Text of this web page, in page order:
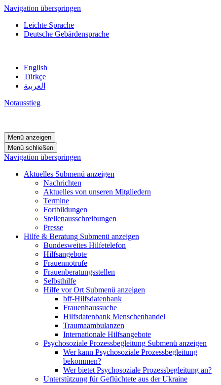
Navigation überspringen
Leichte Sprache
Deutsche Gebärdensprache
English
Türkçe
العربية
Notausstieg
Menü anzeigen
Menü schließen
Navigation überspringen
Aktuelles Submenü anzeigen
Nachrichten
Aktuelles von unseren Mitgliedern
Termine
Fortbildungen
Stellenausschreibungen
Presse
Hilfe & Beratung Submenü anzeigen
Bundesweites Hilfetelefon
Hilfsangebote
Frauennotrufe
Frauenberatungsstellen
Selbsthilfe
Hilfe vor Ort Submenü anzeigen
bff-Hilfsdatenbank
Frauenhaussuche
Hilfsdatenbank Menschenhandel
Traumaambulanzen
Internationale Hilfsangebote
Psychosoziale Prozessbegleitung Submenü anzeigen
Wer kann Psychosoziale Prozessbegleitung
bekommen?
Wer bietet Psychosoziale Prozessbegleitung an?
Unterstützung für Geflüchtete aus der Ukraine